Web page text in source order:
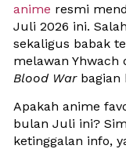
anime resmi
Juli 2026 ini.
sekaligus babak
melawan Yhwach
Blood War bagian
Apakah anime
bulan Juli ini?
ketinggalan info,